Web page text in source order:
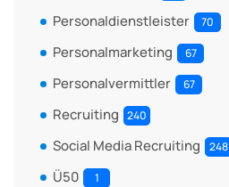
Personaldienstleister 70
Personalmarketing 67
Personalvermittler 67
Recruiting 240
Social Media Recruiting 248
Ü50 1